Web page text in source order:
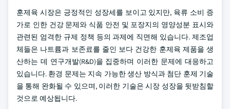
훈제육 시장은 긍정적인 성장세를 보이고 있지만, 육류 소비 증
가로 인한 건강 문제와 식품 안전 및 포장지의 영양성분 표시와
관련된 엄격한 규제 정책 등의 과제에 직면해 있습니다. 제조업
체들은 나트륨과 보존료를 줄인 보다 건강한 훈제육 제품을 생
산하는 데 연구개발(R&D)을 집중하며 이러한 문제에 대응하고
있습니다. 환경 문제는 지속 가능한 생산 방식과 첨단 훈제 기술
을 통해 완화될 수 있으며, 이러한 기술은 시장 성장을 뒷받침할
것으로 예상됩니다.